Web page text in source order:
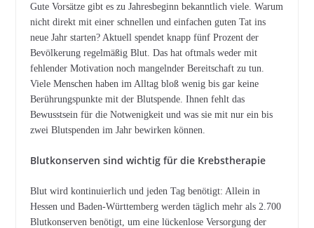
Gute Vorsätze gibt es zu Jahresbeginn bekanntlich viele. Warum
nicht direkt mit einer schnellen und einfachen guten Tat ins
neue Jahr starten? Aktuell spendet knapp fünf Prozent der
Bevölkerung regelmäßig Blut. Das hat oftmals weder mit
fehlender Motivation noch mangelnder Bereitschaft zu tun.
Viele Menschen haben im Alltag bloß wenig bis gar keine
Berührungspunkte mit der Blutspende. Ihnen fehlt das
Bewusstsein für die Notwenigkeit und was sie mit nur ein bis
zwei Blutspenden im Jahr bewirken können.
Blutkonserven sind wichtig für die Krebstherapie
Blut wird kontinuierlich und jeden Tag benötigt: Allein in
Hessen und Baden-Württemberg werden täglich mehr als 2.700
Blutkonserven benötigt, um eine lückenlose Versorgung der